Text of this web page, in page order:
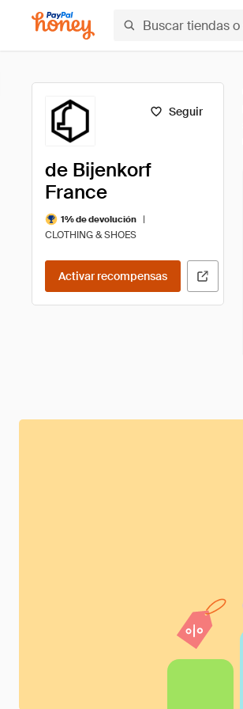
Seguir
de Bijenkorf
France
1% de devolución
|
CLOTHING & SHOES
Activar recompensas